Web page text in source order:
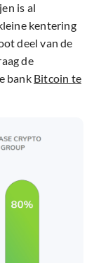
is al
kentering
deel van de
de
bank Bitcoin te